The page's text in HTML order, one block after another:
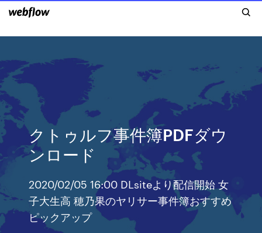
クトゥルフ事件簿PDFダウ
ンロード
2020/02/05 16:00 DLsiteより配信開始 女
子大生高 穂乃果のヤリサー事件簿おすすめ
ピックアップ